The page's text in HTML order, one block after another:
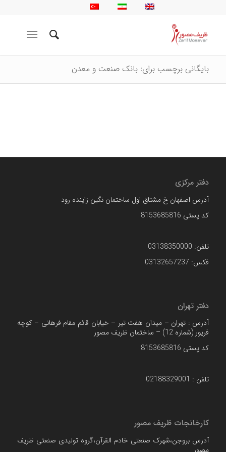
بایگانی برچسب برای: بانک صنعت و معدن
دفتر مرکزی
آدرس اصفهان خ مشتاق اول ساختمان نگین زاینده رود
کد پستی 8153685816
تلفن: 03138350000
فکس: 03132657237
دفتر تهران
آدرس : تهران – میدان هفت تیر – خیابان قائم مقام فرهانی – کوچه
فریور (شماره 12) – ساختمان ظریف مصور
کد پستی 8153685816
تلفن : 02188329001
کارخانجات ظریف مصور
آدرس بروجن،شهرک صنعتی خادم القرآن،گروه تولیدی صنعتی ظریف